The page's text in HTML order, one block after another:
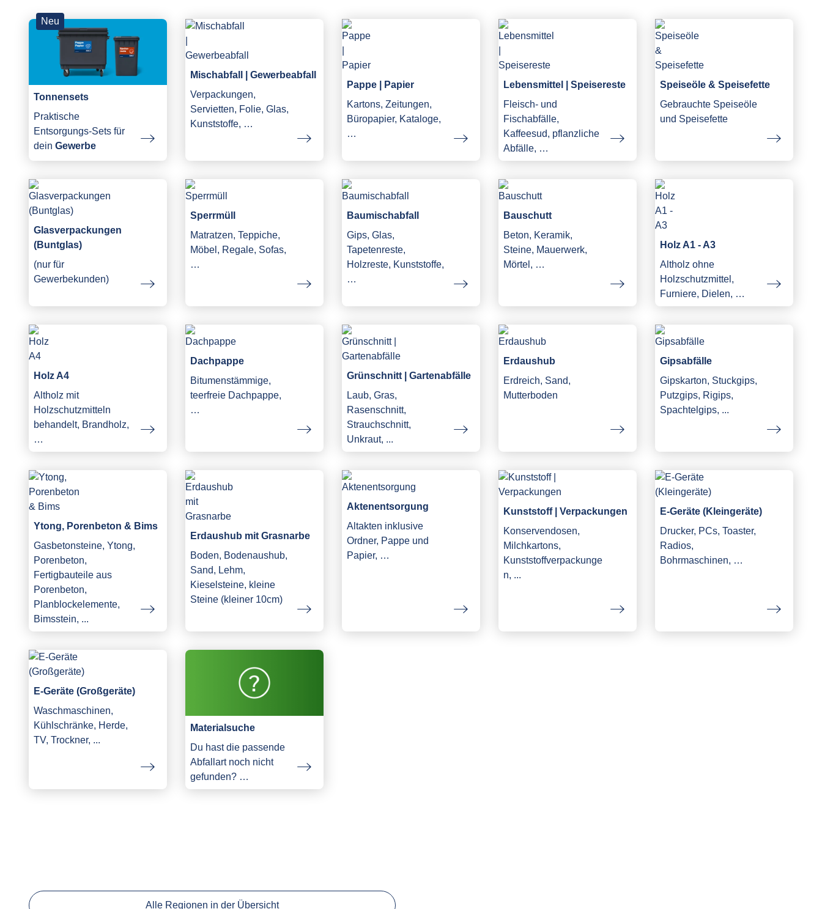
Neu
Tonnensets
Praktische
Entsorgungs-Sets für
dein Gewerbe
Mischabfall | Gewerbeabfall
Verpackungen,
Servietten, Folie, Glas,
Kunststoffe, …
Pappe | Papier
Kartons, Zeitungen,
Büropapier, Kataloge,
…
Lebensmittel | Speisereste
Fleisch- und
Fischabfälle,
Kaffeesud, pflanzliche
Abfälle, …
Speiseöle & Speisefette
Gebrauchte Speiseöle
und Speisefette
Glasverpackungen
(Buntglas)
(nur für
Gewerbekunden)
Sperrmüll
Matratzen, Teppiche,
Möbel, Regale, Sofas,
…
Baumischabfall
Gips, Glas,
Tapetenreste,
Holzreste, Kunststoffe,
…
Bauschutt
Beton, Keramik,
Steine, Mauerwerk,
Mörtel, …
Holz A1 - A3
Altholz ohne
Holzschutzmittel,
Furniere, Dielen, …
Holz A4
Altholz mit
Holzschutzmitteln
behandelt, Brandholz,
…
Dachpappe
Bitumenstämmige,
teerfreie Dachpappe,
…
Grünschnitt | Gartenabfälle
Laub, Gras,
Rasenschnitt,
Strauchschnitt,
Unkraut, ...
Erdaushub
Erdreich, Sand,
Mutterboden
Gipsabfälle
Gipskarton, Stuckgips,
Putzgips, Rigips,
Spachtelgips, ...
Ytong, Porenbeton & Bims
Gasbetonsteine, Ytong,
Porenbeton,
Fertigbauteile aus
Porenbeton,
Planblockelemente,
Bimsstein, ...
Erdaushub mit Grasnarbe
Boden, Bodenaushub,
Sand, Lehm,
Kieselsteine, kleine
Steine (kleiner 10cm)
Aktenentsorgung
Altakten inklusive
Ordner, Pappe und
Papier, …
Kunststoff | Verpackungen
Konservendosen,
Milchkartons,
Kunststoffverpackunge
n, ...
E-Geräte (Kleingeräte)
Drucker, PCs, Toaster,
Radios,
Bohrmaschinen, …
E-Geräte (Großgeräte)
Waschmaschinen,
Kühlschränke, Herde,
TV, Trockner, ...
Materialsuche
Du hast die passende
Abfallart noch nicht
gefunden? …
Alle Regionen in der Übersicht